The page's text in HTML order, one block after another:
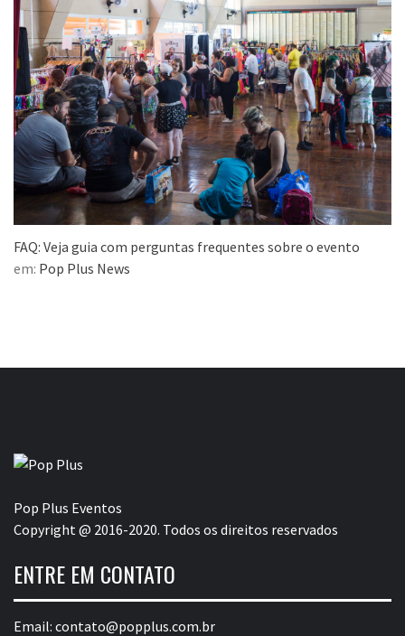
FAQ: Veja guia com perguntas frequentes sobre o evento
em: Pop Plus News
Pop Plus Eventos
Copyright @ 2016-2020. Todos os direitos reservados
ENTRE EM CONTATO
Email: contato@popplus.com.br